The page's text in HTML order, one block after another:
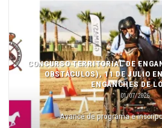
CONCURSO TERRITORIAL DE
OBSTÁCULOS), 11 DE JULIO
ENGANCHES DE
01/07/2026
Avance de programa e